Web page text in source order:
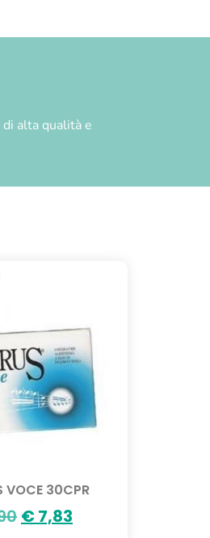
alta qualità e
VOCE 30CPR
€7,83